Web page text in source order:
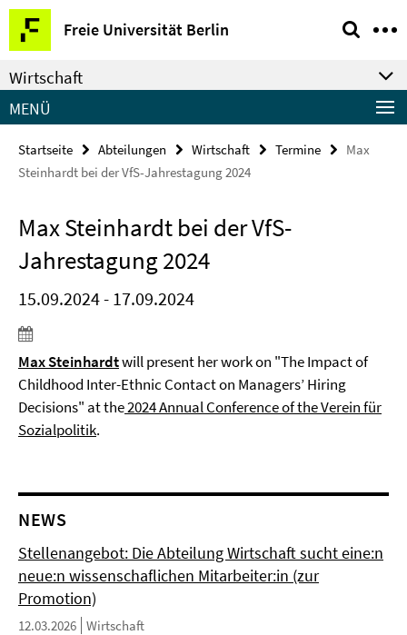
Springe
direkt
zu
Inhalt
Freie Universität Berlin
Service-
Navigation
Wirtschaft
MENÜ
Startseite Abteilungen Wirtschaft Termine
Max
Steinhardt bei der VfS-Jahrestagung 2024
Max Steinhardt bei der VfS-
Jahrestagung 2024
15.09.2024 - 17.09.2024
Max Steinhardtwill present her work on "The Impact of
Childhood Inter-Ethnic Contact on Managers’ Hiring
Decisions" at the2024 Annual Conference of the Verein für
Sozialpolitik.
NEWS
Stellenangebot: Die Abteilung Wirtschaft sucht eine:n
neue:n wissenschaflichen Mitarbeiter:in (zur
Promotion)
12.03.2026 Wirtschaft